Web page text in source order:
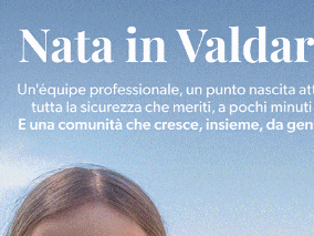
Più lette
Figline Incisa Valdarno 1 Agosto 2026
Piscina di Figline finanziata